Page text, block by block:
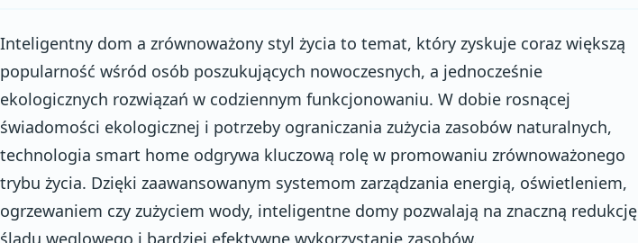
Inteligentny dom a zrównoważony styl życia to temat, który zyskuje coraz większą
popularność wśród osób poszukujących nowoczesnych, a jednocześnie
ekologicznych rozwiązań w codziennym funkcjonowaniu. W dobie rosnącej
świadomości ekologicznej i potrzeby ograniczania zużycia zasobów naturalnych,
technologia smart home odgrywa kluczową rolę w promowaniu zrównoważonego
trybu życia. Dzięki zaawansowanym systemom zarządzania energią, oświetleniem,
ogrzewaniem czy zużyciem wody, inteligentne domy pozwalają na znaczną redukcję
śladu węglowego i bardziej efektywne wykorzystanie zasobów.